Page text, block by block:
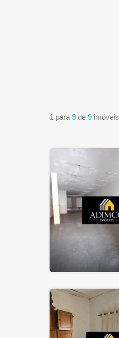
1 para 9 de 9 imóveis